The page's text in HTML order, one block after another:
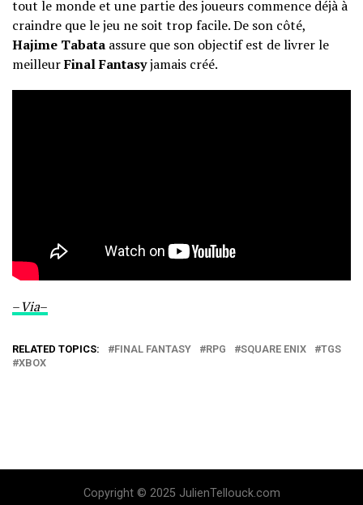
tout le monde et une partie des joueurs commence déjà à
craindre que le jeu ne soit trop facile. De son côté,
Hajime Tabata assure que son objectif est de livrer le
meilleurFinal Fantasyjamais créé.
–Via–
RELATED TOPICS: FINAL FANTASY RPG SQUARE ENIX
TGS
XBOX
Copyright © 2025 JulienTellouck.com